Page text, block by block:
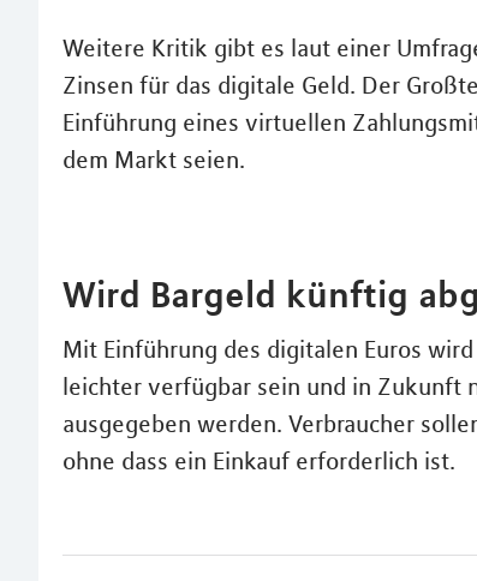
Weitere Kritik gibt es laut einer
Zinsen für das digitale Geld. Der
Einführung eines virtuellen
dem Markt seien.
Wird Bargeld künftig
Mit Einführung des digitalen Euros
leichter verfügbar sein und in Zukunft
ausgegeben werden. Verbraucher
ohne dass ein Einkauf erforderlich ist.